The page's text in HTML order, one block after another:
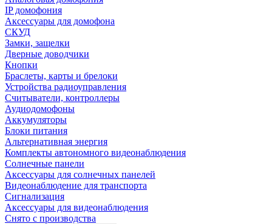
IP домофония
Аксессуары для домофона
СКУД
Замки, защелки
Дверные доводчики
Кнопки
Браслеты, карты и брелоки
Устройства радиоуправления
Считыватели, контроллеры
Аудиодомофоны
Аккумуляторы
Блоки питания
Альтернативная энергия
Комплекты автономного видеонаблюдения
Солнечные панели
Аксессуары для солнечных панелей
Видеонаблюдение для транспорта
Сигнализация
Аксессуары для видеонаблюдения
Снято с производства